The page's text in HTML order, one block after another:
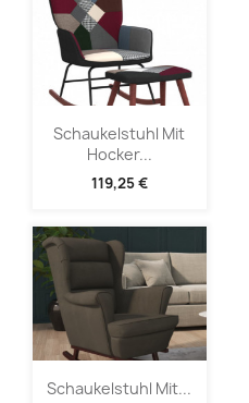
Schaukelstuhl Mit
Hocker...
119,25 €
Schaukelstuhl Mit...